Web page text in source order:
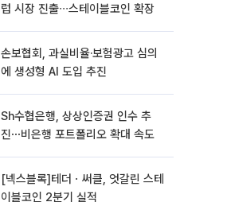
럽 시장 진출∙∙∙스테이블코인 확장
손보협회, 과실비율·보험광고 심의
에 생성형 AI 도입 추진
Sh수협은행, 상상인증권 인수 추
진⋯비은행 포트폴리오 확대 속도
[넥스블록]테더ㆍ써클, 엇갈린 스테
이블코인 2분기 실적